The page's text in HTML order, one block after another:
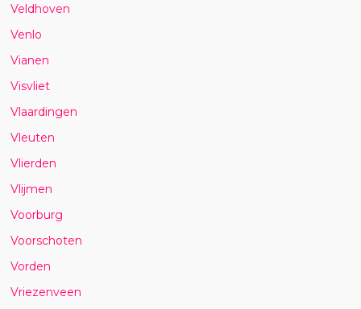
Veldhoven
Venlo
Vianen
Visvliet
Vlaardingen
Vleuten
Vlierden
Vlijmen
Voorburg
Voorschoten
Vorden
Vriezenveen